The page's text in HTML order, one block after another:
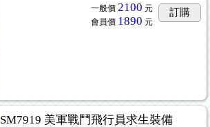
一般價 2100 元
會員價 1890 元
訂購
SM7919 美軍戰鬥飛行員求生裝備